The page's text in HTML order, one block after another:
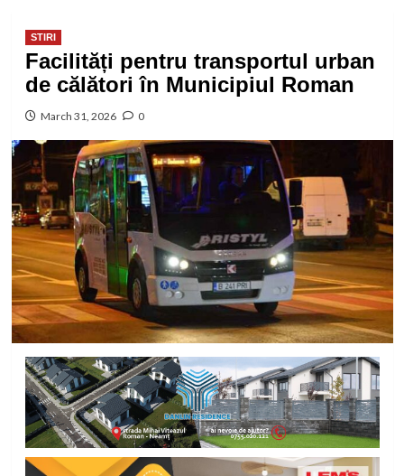
STIRI
Facilități pentru transportul urban
de călători în Municipiul Roman
March 31, 2026 0